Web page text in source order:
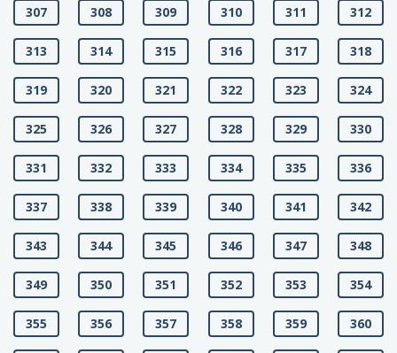
307 308 309 310 311 312
313 314 315 316 317 318
319 320 321 322 323 324
325 326 327 328 329 330
331 332 333 334 335 336
337 338 339 340 341 342
343 344 345 346 347 348
349 350 351 352 353 354
355 356 357 358 359 360